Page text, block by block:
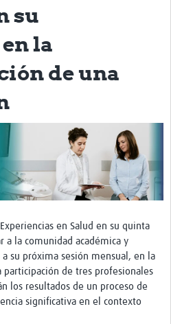
su
la
de una
en Salud en su quinta
a la comunidad académica y
su próxima sesión mensual, en la
participación de tres profesionales
los resultados de un proceso de
significativa en el contexto